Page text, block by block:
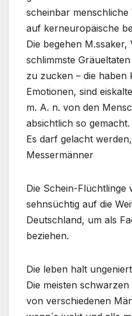
scheinbar
auf kerneuropäische
Die begehen M.ssaker,
schlimmste
zu zucken – die haben
Emotionen, sind
m. A. n. von den
absichtlich so gemacht.
Es darf gelacht
Messermänner
Die Schein-Flüchtlinge
sehnsüchtig auf die
Deutschland, um als
beziehen.
Die leben halt
Die meisten
von verschiedenen